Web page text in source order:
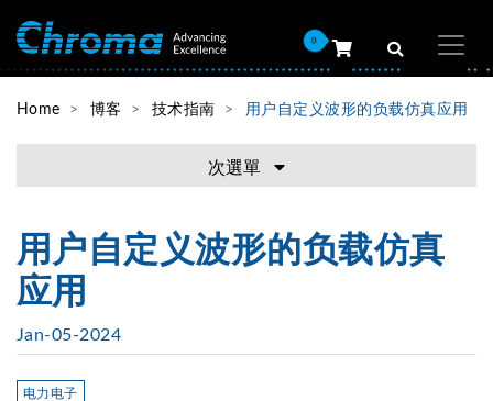
0
Home 博客 技术指南 用户自定义波形的负载仿真应用
次選單
用户自定义波形的负载仿真
应用
Jan-05-2024
电力电子